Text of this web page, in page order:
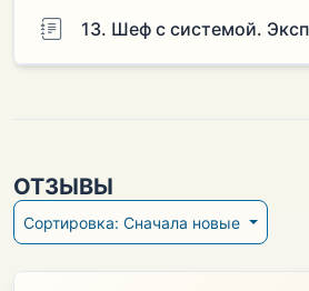
13. Шеф с системой.
ОТЗЫВЫ
Сортировка: Сначала новые